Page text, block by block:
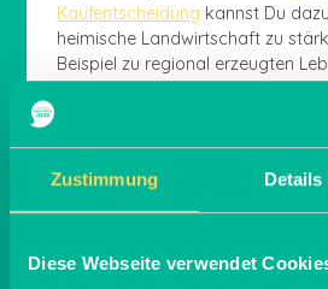
Zustimmung Details
Diese Webseite verwendet
Kaufentscheidung kannst Du
heimische Landwirtschaft zu
Beispiel zu regional erzeugten
ob im Supermarkt, im Hofladen
Wochenmarkt – unterstützt Du
desto eher lohnen sich Anbau
bei den Lebensmitteln, bei denen
importabhängig sind – etwa bei
widerstandsfähigeres